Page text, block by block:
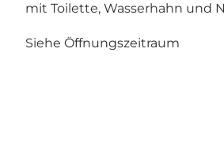
mit Toilette, Wasserhahn und
Siehe Öffnungszeitraum